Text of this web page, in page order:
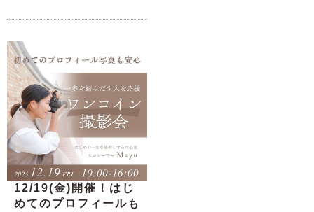
12/19(金)開催！はじ
めてのプロフィールも